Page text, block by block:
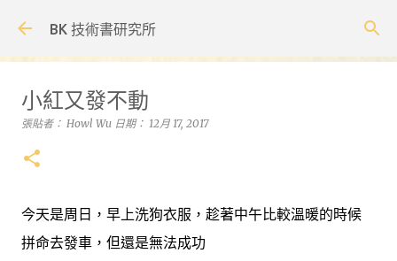
BK 技術書研究所
小紅又發不動
張貼者： Howl Wu 日期： 12月 17, 2017
今天是周日，早上洗狗衣服，趁著中午比較溫暖的時候
拼命去發車，但還是無法成功